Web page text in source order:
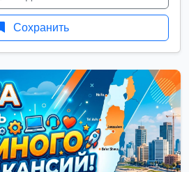
Сохранить